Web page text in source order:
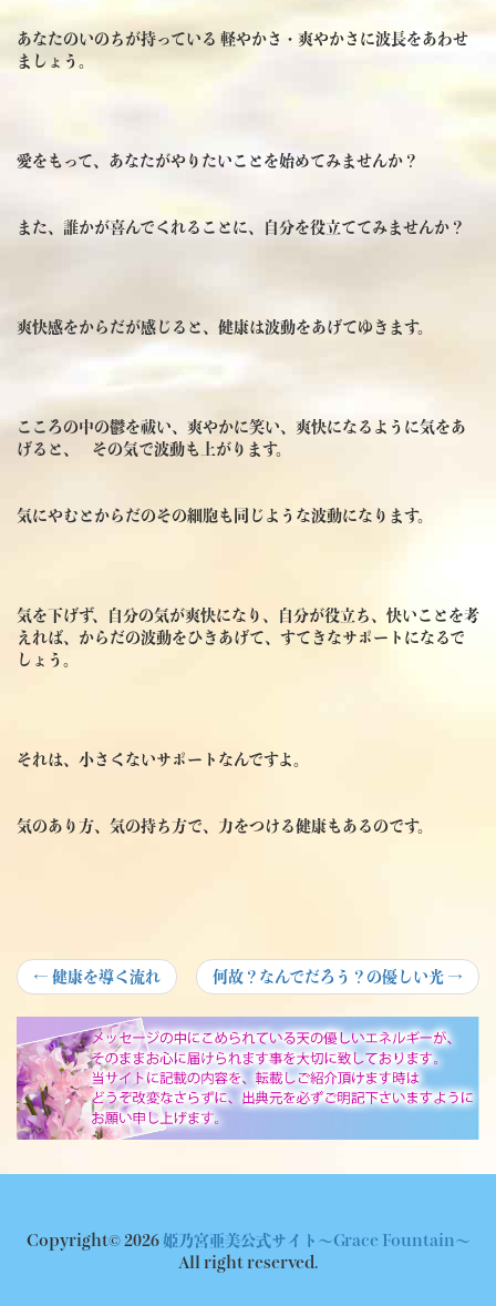
あなたのいのちが持っている 軽やかさ・爽やかさに波長をあわせ
ましょう。
愛をもって、あなたがやりたいことを始めてみませんか？
また、誰かが喜んでくれることに、自分を役立ててみませんか？
爽快感をからだが感じると、健康は波動をあげてゆきます。
こころの中の鬱を祓い、爽やかに笑い、爽快になるように気をあ
げると、 その気で波動も上がります。
気にやむとからだのその細胞も同じような波動になります。
気を下げず、自分の気が爽快になり、自分が役立ち、快いことを考
えれば、からだの波動をひきあげて、すてきなサポートになるで
しょう。
それは、小さくないサポートなんですよ。
気のあり方、気の持ち方で、力をつける健康もあるのです。
投
稿
ナ
ビ
ゲ
ョ
← Previous
post:
健康を導く流れ
Next
post:
何故？なんでだろう？の優しい光 →
Copyright© 2026 姫乃宮亜美公式サイト～Grace Fountain～
All right reserved.